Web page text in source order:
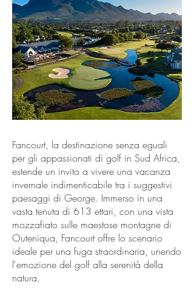
Fancourt, la destinazione senza eguali
per gli appassionati di golf in Sud Africa,
estende un invito a vivere una vacanza
invernale indimenticabile tra i suggestivi
paesaggi di George. Immerso in una
vasta tenuta di 613 ettari, con una vista
mozzafiato sulle maestose montagne di
Outeniqua, Fancourt offre lo scenario
ideale per una fuga straordinaria, unendo
l'emozione del golf alla serenità della
natura.